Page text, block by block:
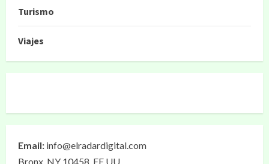
Turismo
Viajes
Email: info@elradardigital.com
Bronx, NY 10458, EE.UU.